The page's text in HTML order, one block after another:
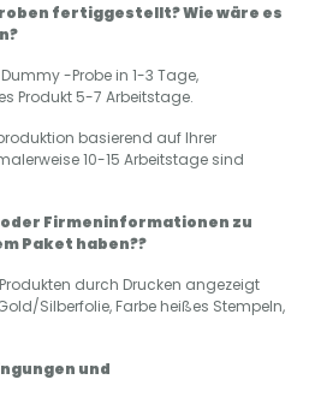
fertiggestellt? Wie wäre es
-Probe in 1-3 Tage,
Produkt 5-7 Arbeitstage.
basierend auf Ihrer
10-15 Arbeitstage sind
Firmeninformationen zu
Paket haben??
durch Drucken angezeigt
Silberfolie, Farbe heißes Stempeln,
und